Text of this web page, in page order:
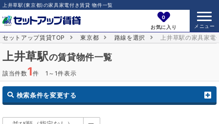
上井草駅(東京都)の家具家電付き賃貸 物件一覧
0
お気に入り
セットアップ賃貸TOP 東京都 路線を選択 上井草駅の家具家
上井草駅の賃貸物件一覧
該当件数1件 1～1件表示
検索条件を変更する